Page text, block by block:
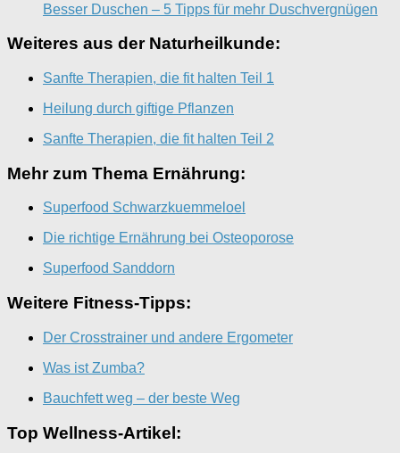
Besser Duschen – 5 Tipps für mehr Duschvergnügen
Weiteres aus der Naturheilkunde:
Sanfte Therapien, die fit halten Teil 1
Heilung durch giftige Pflanzen
Sanfte Therapien, die fit halten Teil 2
Mehr zum Thema Ernährung:
Superfood Schwarzkuemmeloel
Die richtige Ernährung bei Osteoporose
Superfood Sanddorn
Weitere Fitness-Tipps:
Der Crosstrainer und andere Ergometer
Was ist Zumba?
Bauchfett weg – der beste Weg
Top Wellness-Artikel: